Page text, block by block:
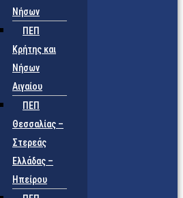
Νήσων
ΠΕΠ
Κρήτης και
Νήσων
Αιγαίου
ΠΕΠ
Θεσσαλίας –
Στερεάς
Ελλάδας –
Ηπείρου